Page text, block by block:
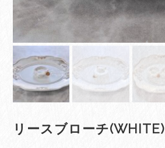
リースブローチ(WHITE)